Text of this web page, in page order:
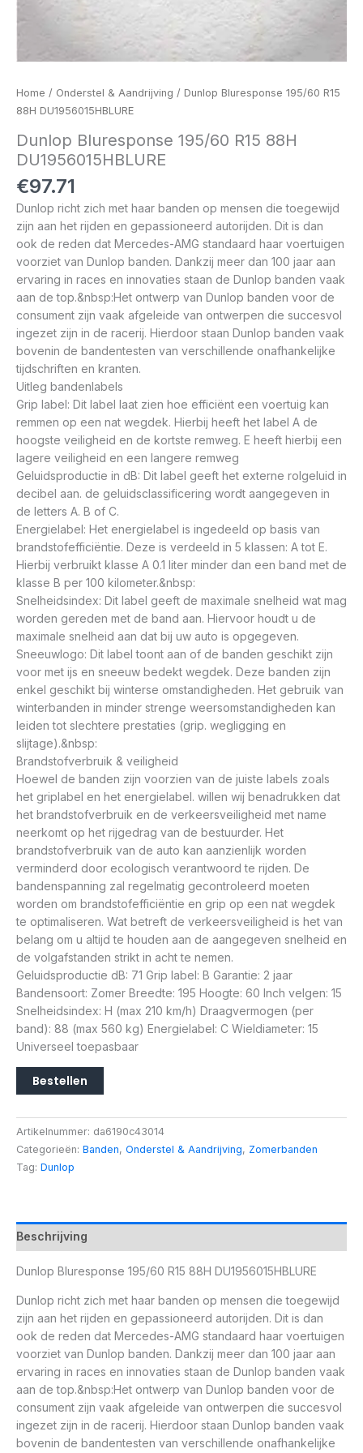
Home / Onderstel & Aandrijving / Dunlop Bluresponse 195/60 R15
88H DU1956015HBLURE
Dunlop Bluresponse 195/60 R15 88H
DU1956015HBLURE
€97.71
Dunlop richt zich met haar banden op mensen die toegewijd
zijn aan het rijden en gepassioneerd autorijden. Dit is dan
ook de reden dat Mercedes-AMG standaard haar voertuigen
voorziet van Dunlop banden. Dankzij meer dan 100 jaar aan
ervaring in races en innovaties staan de Dunlop banden vaak
aan de top.&nbsp:Het ontwerp van Dunlop banden voor de
consument zijn vaak afgeleide van ontwerpen die succesvol
ingezet zijn in de racerij. Hierdoor staan Dunlop banden vaak
bovenin de bandentesten van verschillende onafhankelijke
tijdschriften en kranten.
Uitleg bandenlabels
Grip label: Dit label laat zien hoe efficiënt een voertuig kan
remmen op een nat wegdek. Hierbij heeft het label A de
hoogste veiligheid en de kortste remweg. E heeft hierbij een
lagere veiligheid en een langere remweg
Geluidsproductie in dB: Dit label geeft het externe rolgeluid in
decibel aan. de geluidsclassificering wordt aangegeven in
de letters A. B of C.
Energielabel: Het energielabel is ingedeeld op basis van
brandstofefficiëntie. Deze is verdeeld in 5 klassen: A tot E.
Hierbij verbruikt klasse A 0.1 liter minder dan een band met de
klasse B per 100 kilometer.&nbsp:
Snelheidsindex: Dit label geeft de maximale snelheid wat mag
worden gereden met de band aan. Hiervoor houdt u de
maximale snelheid aan dat bij uw auto is opgegeven.
Sneeuwlogo: Dit label toont aan of de banden geschikt zijn
voor met ijs en sneeuw bedekt wegdek. Deze banden zijn
enkel geschikt bij winterse omstandigheden. Het gebruik van
winterbanden in minder strenge weersomstandigheden kan
leiden tot slechtere prestaties (grip. wegligging en
slijtage).&nbsp:
Brandstofverbruik & veiligheid
Hoewel de banden zijn voorzien van de juiste labels zoals
het griplabel en het energielabel. willen wij benadrukken dat
het brandstofverbruik en de verkeersveiligheid met name
neerkomt op het rijgedrag van de bestuurder. Het
brandstofverbruik van de auto kan aanzienlijk worden
verminderd door ecologisch verantwoord te rijden. De
bandenspanning zal regelmatig gecontroleerd moeten
worden om brandstofefficiëntie en grip op een nat wegdek
te optimaliseren. Wat betreft de verkeersveiligheid is het van
belang om u altijd te houden aan de aangegeven snelheid en
de volgafstanden strikt in acht te nemen.
Geluidsproductie dB: 71 Grip label: B Garantie: 2 jaar
Bandensoort: Zomer Breedte: 195 Hoogte: 60 Inch velgen: 15
Snelheidsindex: H (max 210 km/h) Draagvermogen (per
band): 88 (max 560 kg) Energielabel: C Wieldiameter: 15
Universeel toepasbaar
Bestellen
Artikelnummer: da6190c43014
Categorieën: Banden, Onderstel & Aandrijving, Zomerbanden
Tag: Dunlop
Beschrijving
Dunlop Bluresponse 195/60 R15 88H DU1956015HBLURE
Dunlop richt zich met haar banden op mensen die toegewijd
zijn aan het rijden en gepassioneerd autorijden. Dit is dan
ook de reden dat Mercedes-AMG standaard haar voertuigen
voorziet van Dunlop banden. Dankzij meer dan 100 jaar aan
ervaring in races en innovaties staan de Dunlop banden vaak
aan de top.&nbsp:Het ontwerp van Dunlop banden voor de
consument zijn vaak afgeleide van ontwerpen die succesvol
ingezet zijn in de racerij. Hierdoor staan Dunlop banden vaak
bovenin de bandentesten van verschillende onafhankelijke